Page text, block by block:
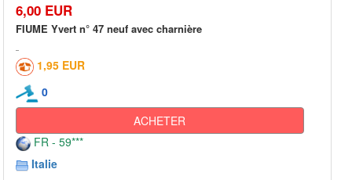
6,00 EUR
FIUME Yvert n° 47 neuf avec charnière
1,95 EUR
0
ACHETER
FR - 59***
Italie